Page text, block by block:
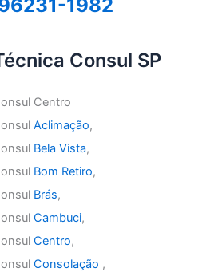
1982
Consul SP
Centro
Aclimação,
Bela Vista,
Bom Retiro,
Brás,
Cambuci,
Centro,
Consolação ,